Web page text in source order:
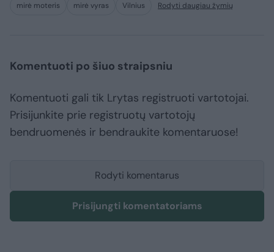
mirė moteris mirė vyras Vilnius Rodyti daugiau žymių
Komentuoti po šiuo straipsniu
Komentuoti gali tik Lrytas registruoti vartotojai.
Prisijunkite prie registruotų vartotojų
bendruomenės ir bendraukite komentaruose!
Rodyti komentarus
Prisijungti komentatoriams